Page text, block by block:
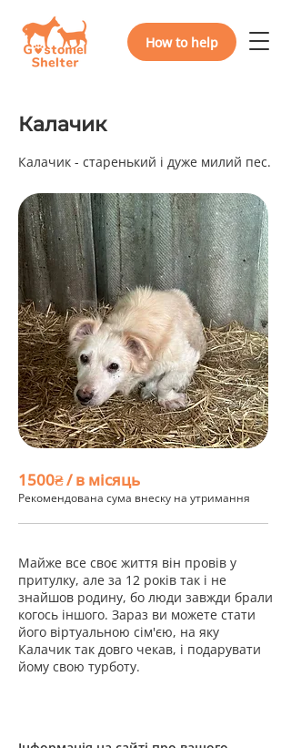
How to help
Калачик
Калачик - старенький і дуже милий пес.
1500₴ / в місяць
Рекомендована сума внеску на утримання
Майже все своє життя він провів у
притулку, але за 12 років так і не
знайшов родину, бо люди завжди брали
когось іншого. Зараз ви можете стати
його віртуальною сім'єю, на яку
Калачик так довго чекав, і подарувати
йому свою турботу.